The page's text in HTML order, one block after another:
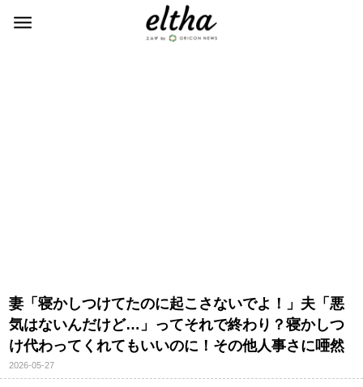
妻「寝かしつけてたのに起こさないでよ！」夫「悪
気はないんだけど…」ってそれで終わり？寝かしつ
け代わってくれてもいいのに！その他人事さに唖然
2026-05-27